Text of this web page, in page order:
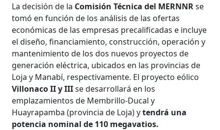
La decisión de la Comisión Técnica del MERNNRse
tomó en función de los análisis de las ofertas
económicas de las empresas precalificadas e incluye
el diseño, financiamiento, construcción, operación y
mantenimiento de los dos nuevos proyectos de
generación eléctrica, ubicados en las provincias de
Loja y Manabí, respectivamente. El proyecto eólico
Villonaco II y IIIse desarrollará en los
emplazamientos de Membrillo-Ducal y
Huayrapamba (provincia de Loja) ytendrá una
potencia nominal de 110 megavatios.